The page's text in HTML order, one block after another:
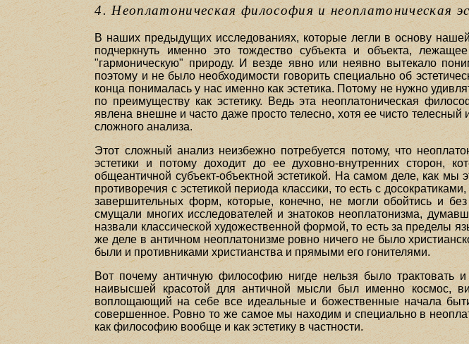
4. Неоплатоническая философия и неоплатоническая
В наших предыдущих исследованиях, которые легли в основу
подчеркнуть именно это тождество субъекта и объекта,
"гармоническую" природу. И везде явно или неявно вытекало
поэтому и не было необходимости говорить специально об
конца понималась у нас именно как эстетика. Потому не нужно
по преимуществу как эстетику. Ведь эта неоплатоническая
явлена внешне и часто даже просто телесно, хотя ее чисто
сложного анализа.
Этот сложный анализ неизбежно потребуется потому, что
эстетики и потому доходит до ее духовно-внутренних сторон,
общеантичной субъект-объектной эстетикой. На самом деле, как
противоречия с эстетикой периода классики, то есть с
завершительных форм, которые, конечно, не могли обойтись и
смущали многих исследователей и знатоков неоплатонизма,
назвали классической художественной формой, то есть за пределы
же деле в античном неоплатонизме ровно ничего не было
были и противниками христианства и прямыми его гонителями.
Вот почему античную философию нигде нельзя было трактовать
наивысшей красотой для античной мысли был именно
воплощающий на себе все идеальные и божественные начала
совершенное. Ровно то же самое мы находим и специально в
как философию вообще и как эстетику в частности.